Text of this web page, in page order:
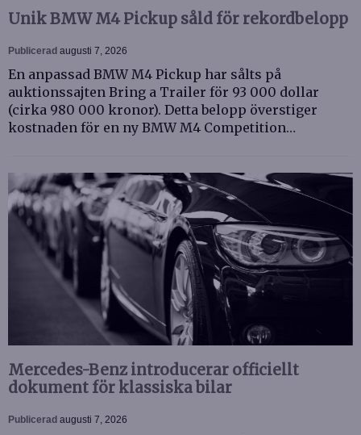
Unik BMW M4 Pickup såld för rekordbelopp
Publicerad augusti 7, 2026
En anpassad BMW M4 Pickup har sålts på
auktionssajten Bring a Trailer för 93 000 dollar
(cirka 980 000 kronor). Detta belopp överstiger
kostnaden för en ny BMW M4 Competition…
Mercedes-Benz introducerar officiellt
dokument för klassiska bilar
Publicerad augusti 7, 2026